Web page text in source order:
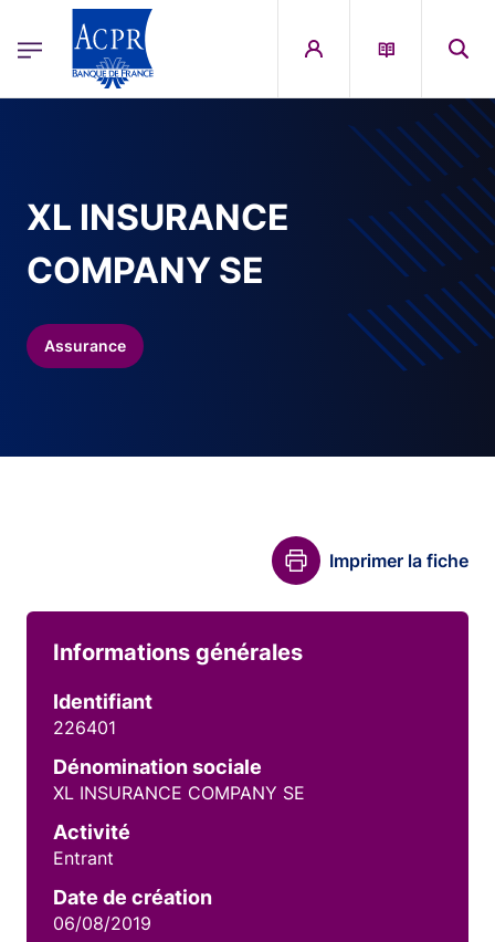
ACPR Menu Principal (French)
XL INSURANCE
COMPANY SE
Assurance
Imprimer la fiche
Informations générales
Identifiant
226401
Dénomination sociale
XL INSURANCE COMPANY SE
Activité
Entrant
Date de création
06/08/2019